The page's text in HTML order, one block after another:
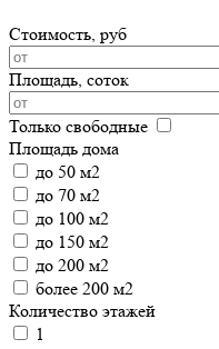
Стоимость, руб
Площадь, соток
Только свободные
Площадь дома
до 50 м2
до 70 м2
до 100 м2
до 150 м2
до 200 м2
более 200 м2
Количество этажей
1